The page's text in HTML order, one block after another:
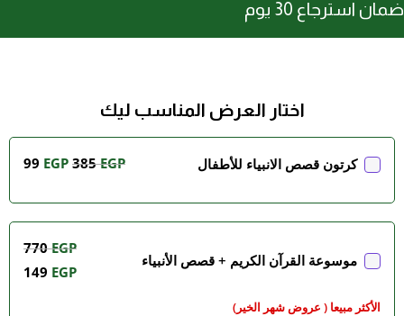
ضمان استرجاع 30 يوم
اختار العرض المناسب ليك
كرتون قصص الانبياء للأطفال 385EGP
99 EGP
موسوعة القرآن الكريم + قصص الأنبياء
770EGP
149 EGP
الأكثر مبيعا ( عروض شهر الخير)